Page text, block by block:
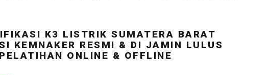
K3 LISTRIK SUMATERA BARAT
KEMNAKER RESMI & DI JAMIN LULUS
ONLINE & OFFLINE